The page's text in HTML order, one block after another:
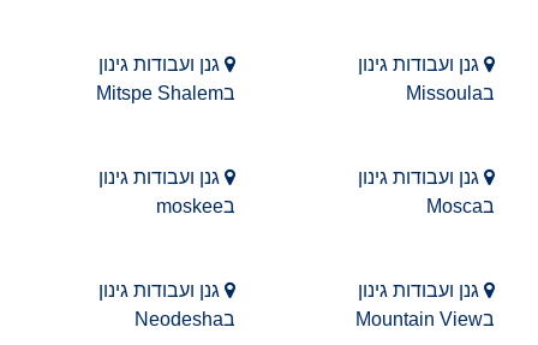
גנן ועבודות גינון
בMissoula
גנן ועבודות גינון
בMitspe Shalem
גנן ועבודות גינון
בMosca
גנן ועבודות גינון
בmoskee
גנן ועבודות גינון
בMountain View
גנן ועבודות גינון
בNeodesha